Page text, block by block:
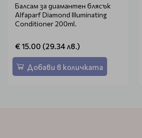
Балсам за диамантен блясък
Alfaparf Diamond Illuminating
Conditioner 200ml.
€ 15.00 (29.34 лв.)
Добави в количката